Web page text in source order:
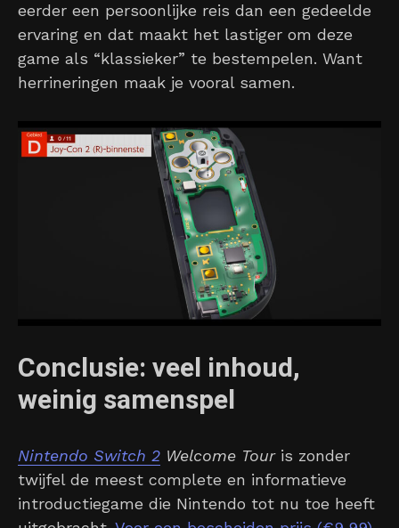
eerder een persoonlijke reis dan een gedeelde
ervaring en dat maakt het lastiger om deze
game als “klassieker” te bestempelen. Want
herrineringen maak je vooral samen.
Conclusie: veel inhoud,
weinig samenspel
Nintendo Switch 2 Welcome Touris zonder
twijfel de meest complete en informatieve
introductiegame die Nintendo tot nu toe heeft